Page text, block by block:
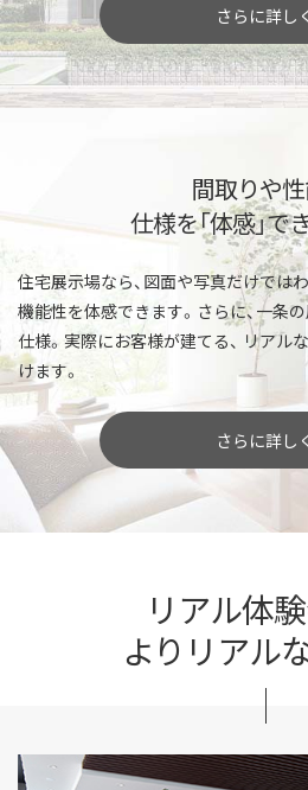
さらに詳し
間取りや性
仕様を「体感」で
住宅展示場なら、図面や写真だけでは
機能性を体感できます。さらに、一条の
仕様。実際にお客様が建てる、 リアル
けます。
さらに詳し
リアル体験
よりリアル